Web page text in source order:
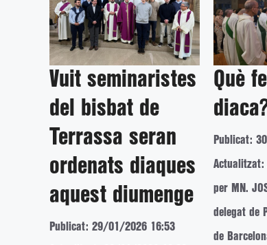
Vuit seminaristes
del bisbat de
Terrassa seran
ordenats diaques
aquest diumenge
Publicat: 29/01/2026 16:53
Què
Publicat:
per MN.
delegat de
de